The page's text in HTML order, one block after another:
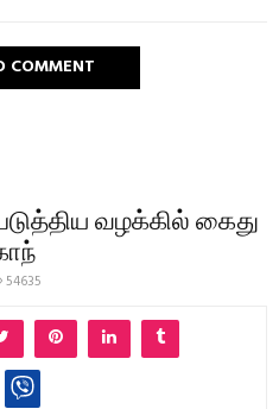
COMMENT
வழக்கில் கைது
54635